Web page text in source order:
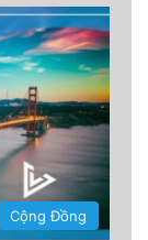
Cộng Đồng